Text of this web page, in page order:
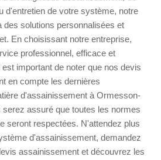
d'entretien de votre système, notre
des solutions personnalisées et
En choisissant notre entreprise,
professionnel, efficace et
important de noter que nos devis
en compte les dernières
d'assainissement à Ormesson-
assuré que toutes les normes
seront respectées. N'attendez plus
d'assainissement, demandez
assainissement et découvrez les